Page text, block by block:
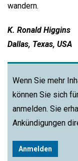
wandern.
K. Ronald Higgins
Dallas, Texas, USA
Wenn Sie mehr
können Sie sich
anmelden. Sie
Ankündigungen
Anmelden